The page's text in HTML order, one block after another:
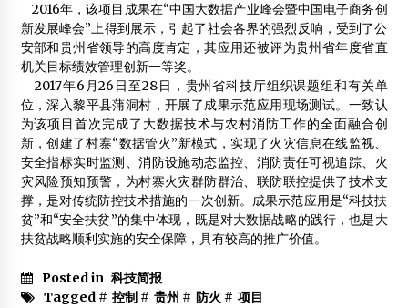
2016年，该项目成果在“中国大数据产业峰会暨中国电子商务创
新发展峰会”上得到展示，引起了社会各界的强烈反响，受到了公
安部和贵州省领导的高度肯定，其应用还被评为贵州省年度省直
机关目标绩效管理创新一等奖。
2017年6月26日至28日，贵州省科技厅组织课题组和有关单
位，深入黎平县蒲洞村，开展了成果示范应用现场测试。一致认
为该项目首次完成了大数据技术与农村消防工作的全面融合创
新，创建了村寨“数据管火”新模式，实现了火灾信息在线监视、
安全指标实时监测、消防设施动态监控、消防责任可视追踪、火
灾风险预知预警，为村寨火灾群防群治、联防联控提供了技术支
撑，是对传统防控技术措施的一次创新。成果示范应用是“科技扶
贫”和“安全扶贫”的集中体现，既是对大数据战略的践行，也是大
扶贫战略顺利实施的安全保障，具有较高的推广价值。
Posted in 科技简报
Tagged # 控制# 贵州 # 防火 # 项目